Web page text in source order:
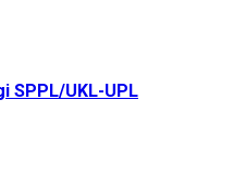
SPPL/UKL-UPL